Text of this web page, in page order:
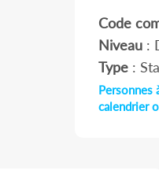
Code
Niveau:
Type:
Personnes
calendrier